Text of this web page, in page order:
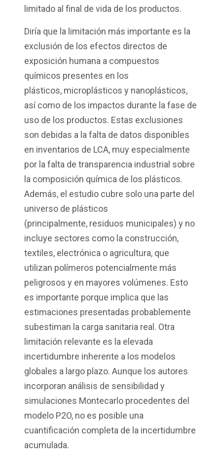
limitado al final de vida de los productos.
Diría que la limitación más importante es la
exclusión de los efectos directos de
exposición humana a compuestos
químicos presentes en los
plásticos, microplásticos y nanoplásticos,
así como de los impactos durante la fase de
uso de los productos. Estas exclusiones
son debidas a la falta de datos disponibles
en inventarios de LCA, muy especialmente
por la falta de transparencia industrial sobre
la composición química de los plásticos.
Además, el estudio cubre solo una parte del
universo de plásticos
(principalmente, residuos municipales) y no
incluye sectores como la construcción,
textiles, electrónica o agricultura, que
utilizan polímeros potencialmente más
peligrosos y en mayores volúmenes. Esto
es importante porque implica que las
estimaciones presentadas probablemente
subestiman la carga sanitaria real. Otra
limitación relevante es la elevada
incertidumbre inherente a los modelos
globales a largo plazo. Aunque los autores
incorporan análisis de sensibilidad y
simulaciones Montecarlo procedentes del
modelo P2O, no es posible una
cuantificación completa de la incertidumbre
acumulada.